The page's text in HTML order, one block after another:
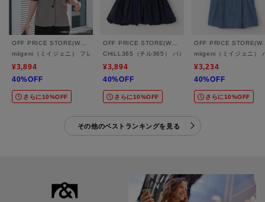
OFF PRICE STORE(Women)
miigeni（ミイジェニ） フレンチスリーブベスト【SALE/セール/オフプライス/カジュ
¥3,894
40%OFF
さらに10%OFF
OFF PRICE STORE(Women)
CHiLL365（チル365） バルーンジップベスト【SALE/
¥3,894
40%OFF
さらに10%OFF
OFF
miigeni（ミイジェニ）
¥3,234
40%OFF
さらに10%OFF
その他のベストランキングを見る